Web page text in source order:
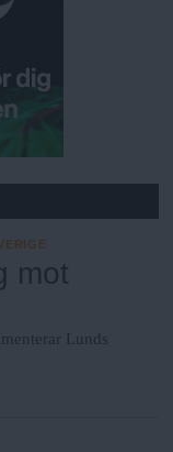
mot
Lunds